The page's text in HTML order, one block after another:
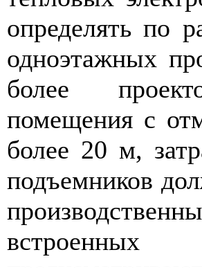
определять по
одноэтажных
более
помещения с
более 20 м,
подъемников